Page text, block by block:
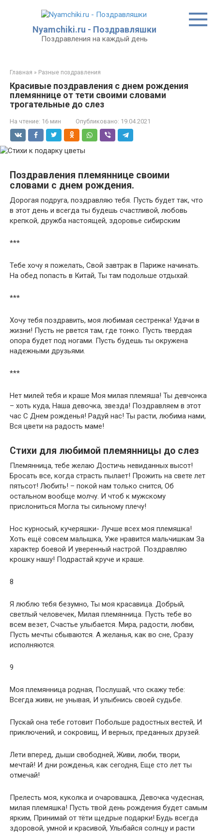
Nyamchiki.ru - Поздравляшки
Поздравления на каждый день
Главная » Разные поздравления
Красивые поздравления с днем рождения
племяннице от тети своими словами
трогательные до слез
На чтение: 16 мин Опубликовано: 19.04.2021
Поздравления племяннице своими
словами с днем рождения.
Дорогая подруга, поздравляю тебя. Пусть будет так, что
в этот день и всегда ты будешь счастливой, любовь
крепкой, дружба настоящей, здоровье сибирским
***
Тебе хочу я пожелать, Свой завтрак в Париже начинать.
На обед попасть в Китай, Ты там подольше отдыхай.
***
Хочу тебя поздравить, моя любимая сестренка! Удачи в
жизни! Пусть не рвется там, где тонко. Пусть твердая
опора будет под ногами. Пусть будешь ты окружена
надежными друзьями.
***
Нет милей тебя и краше Моя милая племяша! Ты девчонка
– хоть куда, Наша девочка, звезда! Поздравляем в этот
час С Днем рожденья! Радуй нас! Ты расти, любима нами,
Вся цвети на радость маме!
Стихи для любимой племянницы до слез
Племянница, тебе желаю Достичь невиданных высот!
Бросать все, когда страсть пылает! Прожить на свете лет
пятьсот! Любить! – покой нам только снится, Об
остальном вообще молчу. И чтоб к мужскому
прислониться Могла ты сильному плечу!
Нос курносый, кучеряшки- Лучше всех моя племяшка!
Хоть ещё совсем малышка, Уже нравится мальчишкам За
характер боевой И уверенный настрой. Поздравляю
крошку нашу! Подрастай круче и краше.
8
Я люблю тебя безумно, Ты моя красавица. Добрый,
светлый человечек, Милая племянница. Пусть тебе во
всем везет, Счастье улыбается. Мира, радости, любви,
Пусть мечты сбываются. А желанья, как во сне, Сразу
исполняются.
9
Моя племянница родная, Послушай, что скажу тебе:
Всегда живи, не унывая, И улыбнись своей судьбе.
Пускай она тебе готовит Побольше радостных вестей, И
приключений, и сокровищ, И верных, преданных друзей.
Лети вперед, дыши свободней, Живи, люби, твори,
мечтай! И дни рожденья, как сегодня, Еще сто лет ты
отмечай!
Прелесть моя, куколка и очаровашка, Девочка чудесная,
милая племяшка! Пусть твой день рождения будет самым
ярким, Принимай от тёти щедрые подарки! Будь всегда
здоровой, умной и красивой, Улыбайся солнцу и расти